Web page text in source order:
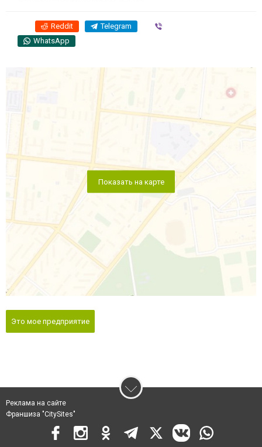
Reddit Telegram
WhatsApp
Показать на карте
Это мое предприятие
Реклама на сайте
Франшиза "CitySites"